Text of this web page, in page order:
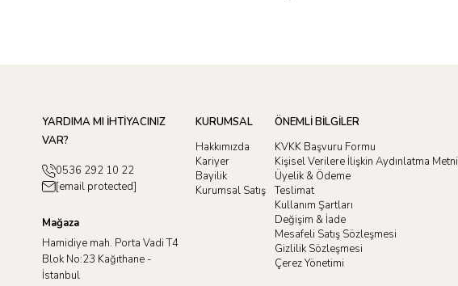
YARDIMA MI İHTİYACINIZ
VAR?
0536 292 10 22
[email protected]
Mağaza
Hamidiye mah. Porta Vadi T4
Blok No:23 Kağıthane -
İstanbul
KURUMSAL
Hakkımızda
Kariyer
Bayilik
Kurumsal Satış
ÖNEMLİ BİLGİLER
KVKK Başvuru Formu
Kişisel Verilere İlişkin Aydınlatma Metni
Üyelik & Ödeme
Teslimat
Kullanım Şartları
Değişim & İade
Mesafeli Satış Sözleşmesi
Gizlilik Sözleşmesi
Çerez Yönetimi